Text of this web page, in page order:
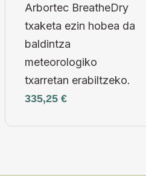
Arbortec BreatheDry
txaketa ezin hobea da
baldintza
meteorologiko
txarretan erabiltzeko.
335,25 €